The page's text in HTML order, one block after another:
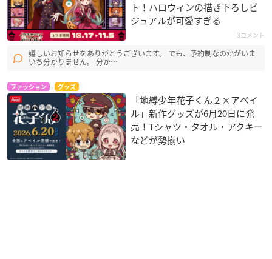
ト！ハロウィンの描き下ろしビ
ジュアルが可愛すぎる
3コメント
嬉しいお知らせをありがとうございます。 でも、予約制なのかがいま
いち分かりません。 分か…
ファッション グッズ
「地縛少年花子くん２×アベイ
ル」新作グッズが6月20日に発
売！Tシャツ・タオル・アクキー
などが勢揃い